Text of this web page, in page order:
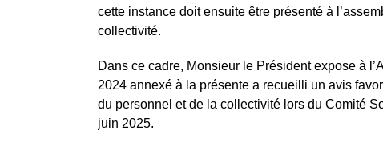
cette instance doit ensuite être présenté à
collectivité.
Dans ce cadre, Monsieur le Président expose à
2024 annexé à la présente a recueilli un avis
du personnel et de la collectivité lors du Comité
juin 2025.